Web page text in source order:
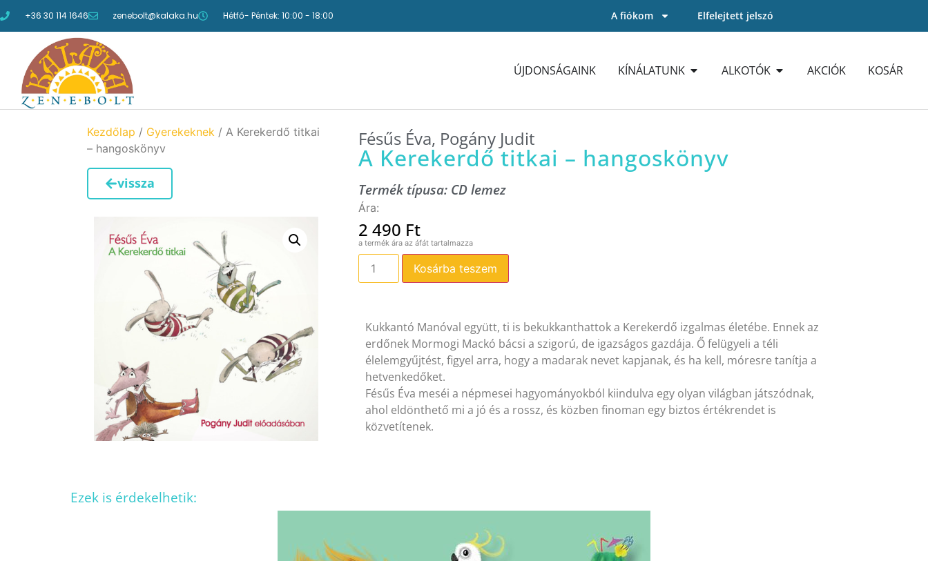
+36 30 114 1646 zenebolt@kalaka.hu Hétfő- Péntek: 10:00 - 18:00 A fiókom Elfelejtett jelszó
ÚJDONSÁGAINK KÍNÁLATUNK ALKOTÓK AKCIÓK KOSÁR
Kezdőlap / Gyerekeknek / A Kerekerdő titkai
– hangoskönyv
vissza
Fésűs Éva, Pogány Judit
A Kerekerdő titkai – hangoskönyv
Termék típusa: CD lemez
2 490 Ft
Kosárba teszem
Kukkantó Manóval együtt, ti is bekukkanthattok a Kerekerdő izgalmas életébe. Ennek az
erdőnek Mormogi Mackó bácsi a szigorú, de igazságos gazdája. Ő felügyeli a téli
élelemgyűjtést, figyel arra, hogy a madarak nevet kapjanak, és ha kell, móresre tanítja a
hetvenkedőket.
Fésűs Éva meséi a népmesei hagyományokból kiindulva egy olyan világban játszódnak,
ahol eldönthető mi a jó és a rossz, és közben finoman egy biztos értékrendet is
közvetítenek.
Ezek is érdekelhetik: